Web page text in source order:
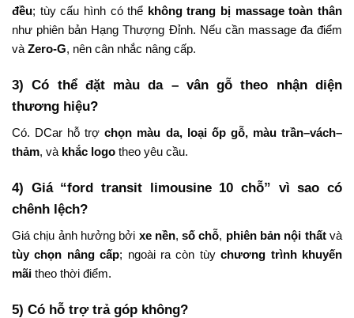
đều; tùy cấu hình có thể không trang bị massage toàn thân
như phiên bản Hạng Thượng Đỉnh. Nếu cần massage đa điểm
và Zero-G, nên cân nhắc nâng cấp.
3) Có thể đặt màu da – vân gỗ theo nhận diện
thương hiệu?
Có. DCar hỗ trợchọn màu da, loại ốp gỗ, màu trần–vách–
thảm, và khắc logo theo yêu cầu.
4) Giá “ford transit limousine 10 chỗ” vì sao có
chênh lệch?
Giá chịu ảnh hưởng bởi xe nền,số chỗ, phiên bản nội thấtvà
tùy chọn nâng cấp; ngoài ra còn tùychương trình khuyến
mãi theo thời điểm.
5) Có hỗ trợ trả góp không?